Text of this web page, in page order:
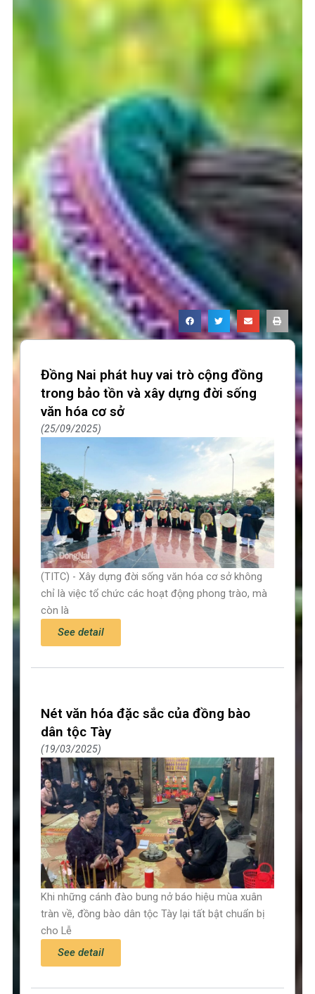
Đồng Nai phát huy vai trò cộng đồng
trong bảo tồn và xây dựng đời sống
văn hóa cơ sở
25/09/2025
(TITC) - Xây dựng đời sống văn hóa cơ sở không
chỉ là việc tổ chức các hoạt động phong trào, mà
còn là
See detail
Nét văn hóa đặc sắc của đồng bào
dân tộc Tày
19/03/2025
Khi những cánh đào bung nở báo hiệu mùa xuân
tràn về, đồng bào dân tộc Tày lại tất bật chuẩn bị
cho Lễ
See detail